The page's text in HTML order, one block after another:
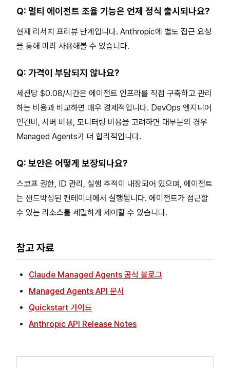
Q: 멀티 에이전트 조율 기능은 언제 정식 출시되나요?
현재 리서치 프리뷰 단계입니다. Anthropic에 별도 접근 요청
을 통해 미리 사용해볼 수 있습니다.
Q: 가격이 부담되지 않나요?
세션당 $0.08/시간은 에이전트 인프라를 직접 구축하고 관리
하는 비용과 비교하면 매우 경제적입니다. DevOps 엔지니어
인건비, 서버 비용, 모니터링 비용을 고려하면 대부분의 경우
Managed Agents가 더 합리적입니다.
Q: 보안은 어떻게 보장되나요?
스코프 권한, ID 관리, 실행 추적이 내장되어 있으며, 에이전트
는 샌드박싱된 컨테이너에서 실행됩니다. 에이전트가 접근할
수 있는 리소스를 세밀하게 제어할 수 있습니다.
참고 자료
Claude Managed Agents 공식 블로그
Managed Agents API 문서
Quickstart 가이드
Anthropic API Release Notes